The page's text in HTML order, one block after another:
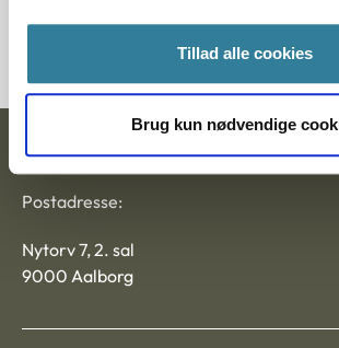
Tillad alle cookies
Brug kun nødvendige
13871-95
Ankestyrelsen
Postadresse:
Nytorv 7, 2. sal
9000 Aalborg